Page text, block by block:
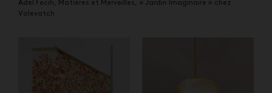
Adel Fecih, Matières et Merveilles, « Jardin Imaginaire » chez
Volevatch